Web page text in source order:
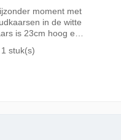
in de witte
is 23cm hoog en
1 stuk(s)